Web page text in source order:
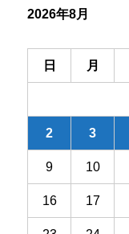
ン
2026年8月
日 月
2 3
9 10
16 17